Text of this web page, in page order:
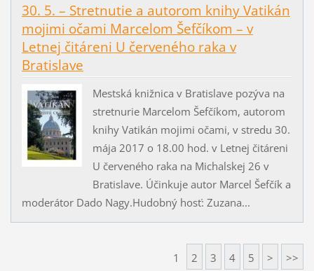
30. 5. – Stretnutie a autorom knihy Vatikán
mojimi očami Marcelom Šefčíkom – v
Letnej čitáreni U červeného raka v
Bratislave
Mestská knižnica v Bratislave pozýva na
stretnurie Marcelom Šefčíkom, autorom
knihy Vatikán mojimi očami, v stredu 30.
mája 2017 o 18.00 hod. v Letnej čitáreni
U červeného raka na Michalskej 26 v
Bratislave. Účinkuje autor Marcel Šefčík a
moderátor Dado Nagy.Hudobný hosť: Zuzana...
1 2 3 4 5 > >>